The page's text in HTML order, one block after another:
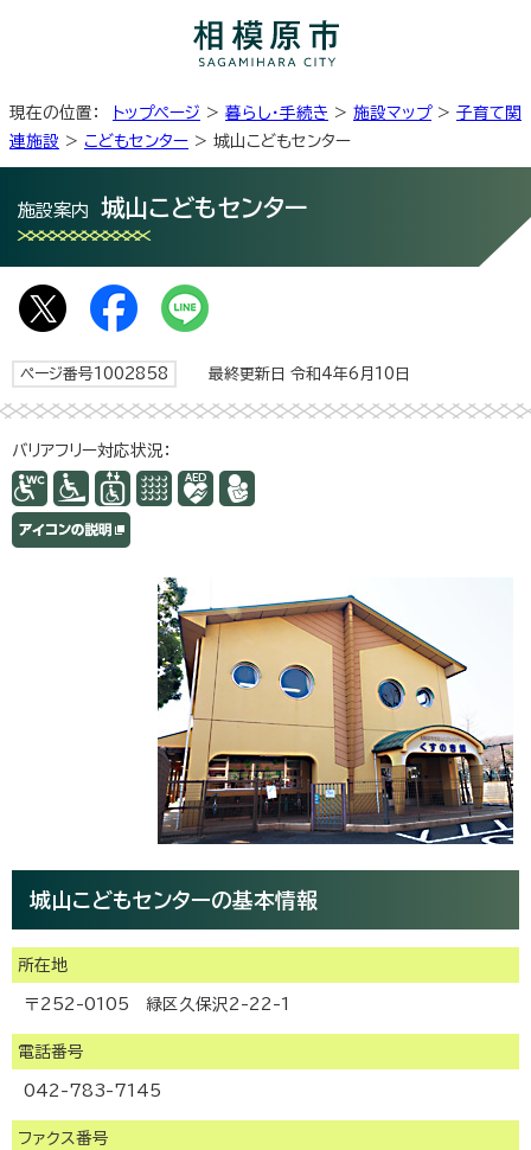
現在の位置： トップページ > 暮らし・手続き > 施設マップ> 子育て関
連施設 > こどもセンター > 城山こどもセンター
施設案内 城山こどもセンター
ページ番号1002858 最終更新日 令和4年6月10日
バリアフリー対応状況：
城山こどもセンターの基本情報
所在地
〒252-0105 緑区久保沢2-22-1
電話番号
042-783-7145
ファクス番号